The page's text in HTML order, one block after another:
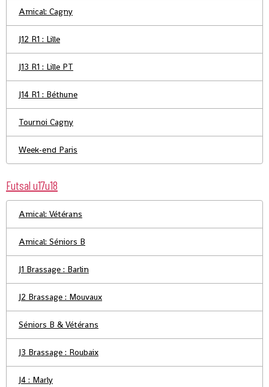
Amical: Cagny
J12 R1 : Lille
J13 R1 : Lille PT
J14 R1 : Béthune
Tournoi Cagny
Week-end Paris
Futsal u17u18
Amical: Vétérans
Amical: Séniors B
J1 Brassage : Barlin
J2 Brassage : Mouvaux
Séniors B & Vétérans
J3 Brassage : Roubaix
J4 : Marly